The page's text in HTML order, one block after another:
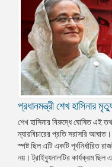
প্রধানমন্ত্রী শেখ হাসিনার
শেখ হাসিনার বিরুদ্ধে ঘোষিত এই
ন্যায়বিচারের প্রতি সরাসরি
স্পষ্ট ছিল এটি একটি পূর্বনির্ধারিত
নয়। ট্রাইব্যুনালটির কার্যক্রম ছিল